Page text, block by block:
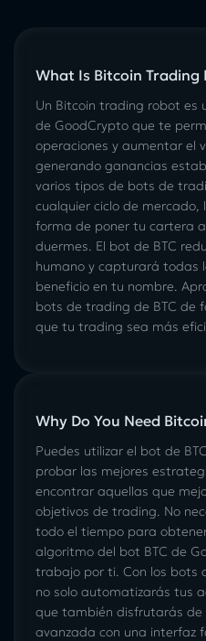
What Is Bitcoin Trading
Un Bitcoin trading robot es
de GoodCrypto que te
operaciones y aumentar el
generando ganancias
varios tipos de bots de
cualquier ciclo de mercado,
forma de poner tu cartera
duermes. El bot de BTC
humano y capturará todas
beneficio en tu nombre.
bots de trading de BTC de
que tu trading sea más
Why Do You Need
Puedes utilizar el bot de
probar las mejores
encontrar aquellas que
objetivos de trading. No
todo el tiempo para
algoritmo del bot BTC de
trabajo por ti. Con los bots
no solo automatizarás tus
que también disfrutarás de
avanzada con una interfaz